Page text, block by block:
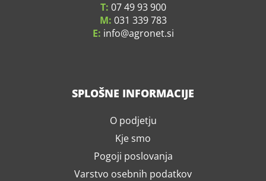
T: 07 49 93 900
M: 031 339 783
E: info agronet.si
SPLOŠNE INFORMACIJE
O podjetju
Kje smo
Pogoji poslovanja
Varstvo osebnih podatkov